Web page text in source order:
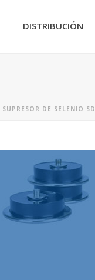
DISTRIBUCIÓN
SUPRESOR DE SELENIO SD